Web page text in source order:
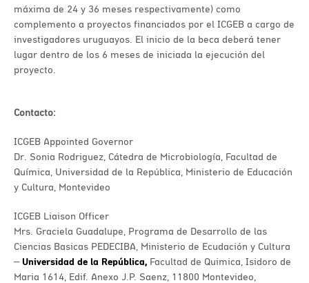
máxima de 24 y 36 meses respectivamente) como
complemento a proyectos financiados por el ICGEB a cargo de
investigadores uruguayos. El inicio de la beca deberá tener
lugar dentro de los 6 meses de iniciada la ejecución del
proyecto.
Contacto:
ICGEB Appointed Governor
Dr. Sonia Rodriguez, Cátedra de Microbiología, Facultad de
Química, Universidad de la República, Ministerio de Educación
y Cultura, Montevideo
ICGEB Liaison Officer
Mrs. Graciela Guadalupe, Programa de Desarrollo de las
Ciencias Basicas PEDECIBA, Ministerio de Ecudación y Cultura
–Universidad de la República, Facultad de Quimica, Isidoro de
Maria 1614, Edif. Anexo J.P. Saenz, 11800 Montevideo,